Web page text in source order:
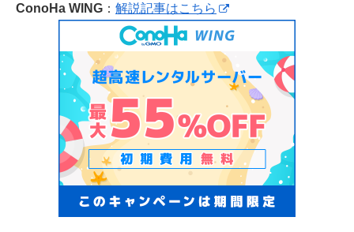
ConoHa WING ： 解説記事はこちら